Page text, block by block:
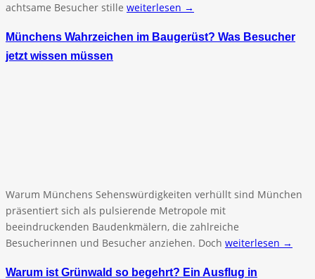
achtsame Besucher stille weiterlesen →
Münchens Wahrzeichen im Baugerüst? Was Besucher
jetzt wissen müssen
Warum Münchens Sehenswürdigkeiten verhüllt sind München
präsentiert sich als pulsierende Metropole mit
beeindruckenden Baudenkmälern, die zahlreiche
Besucherinnen und Besucher anziehen. Doch weiterlesen →
Warum ist Grünwald so begehrt? Ein Ausflug in